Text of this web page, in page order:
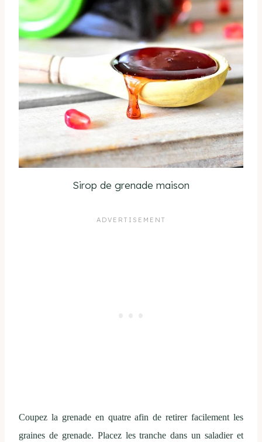
Sirop de grenade maison
Coupez la grenade en quatre afin de retirer facilement les
graines de grenade. Placez les tranche dans un saladier et